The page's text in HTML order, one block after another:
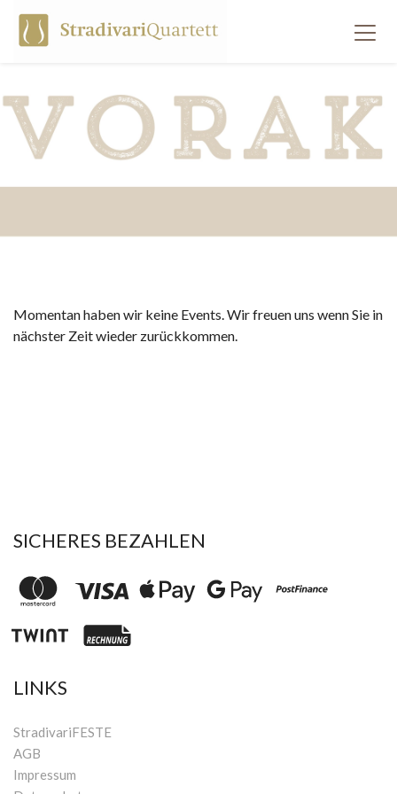
Momentan haben wir keine Events. Wir freuen uns wenn Sie in
nächster Zeit wieder zurückkommen.
SICHERES BEZAHLEN
LINKS
StradivariFESTE
AGB
Impressum